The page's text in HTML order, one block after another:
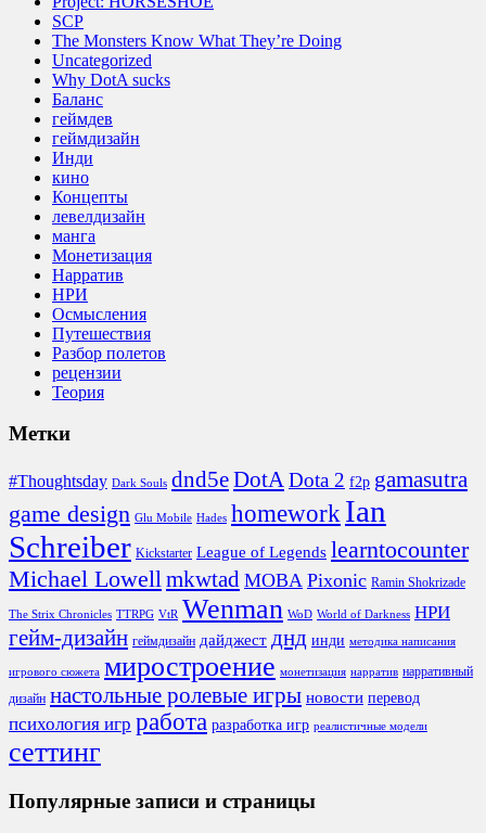
SCP
The Monsters Know What They’re Doing
Uncategorized
Why DotA sucks
Баланс
геймдев
геймдизайн
Инди
кино
Концепты
левелдизайн
манга
Монетизация
Нарратив
НРИ
Осмысления
Путешествия
Разбор полетов
рецензии
Теория
Метки
#Thoughtsday Dark Souls dnd5eDotADota 2 f2p gamasutra
game design Glu Mobile Hades homework Ian
Schreiber Kickstarter League of Legends learntocounter
Michael Lowellmkwtad MOBA Pixonic Ramin Shokrizade
The Strix Chronicles TTRPG VtR Wenman WoD World of Darkness НРИ
гейм-дизайн геймдизайн дайджест днд инди методика написания
игрового сюжета миростроение монетизация нарратив нарративный
дизайн настольные ролевые игры новости перевод
психология игр работа разработка игр реалистичные модели
сеттинг
Популярные записи и страницы